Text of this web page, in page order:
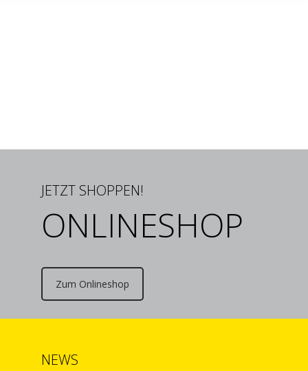
JETZT SHOPPEN!
ONLINESHOP
Zum Onlineshop
NEWS